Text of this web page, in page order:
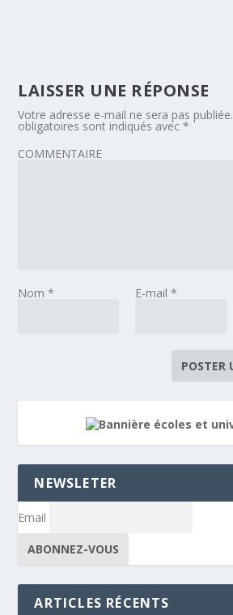
LAISSER UNE RÉPONSE
Votre adresse e-mail ne sera pas publiée.
obligatoires sont indiqués avec*
COMMENTAIRE
Nom* E-mail *
NEWSLETER
Email
ARTICLES RÉCENTS